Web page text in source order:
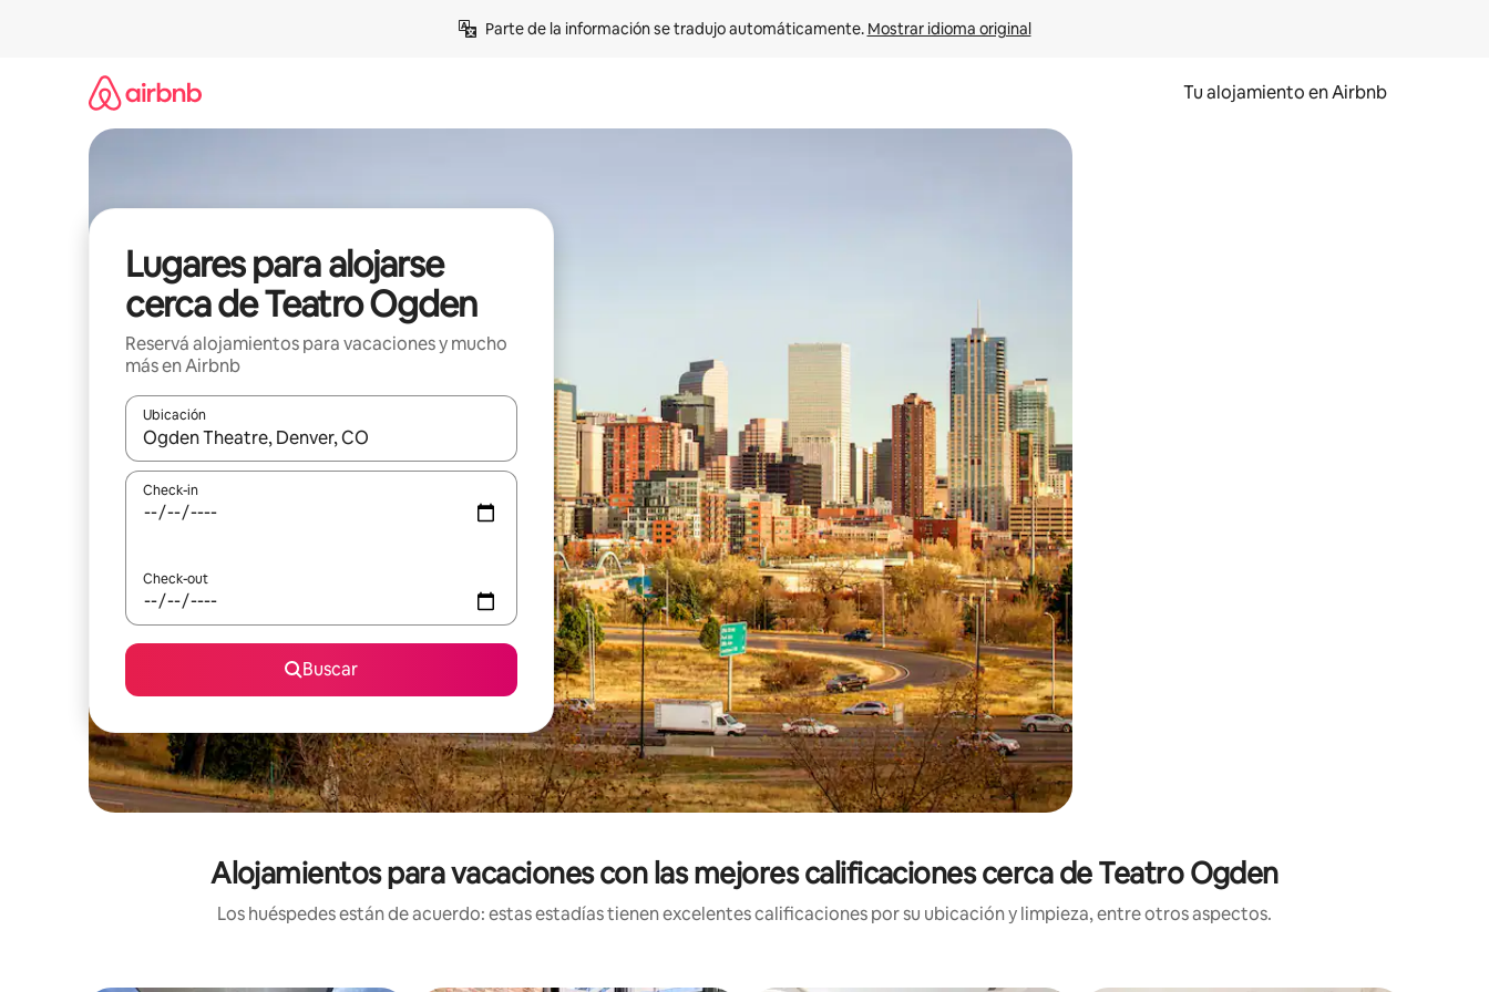
Parte de la información se tradujo automáticamente. Mostrar idioma original
Tu alojamiento en Airbnb
Lugares para alojarse
cerca de Teatro Ogden
Reservá alojamientos para vacaciones y mucho
más en Airbnb
Ubicación
Cuando los resultados estén disponibles, navegá con las teclas de flecha hacia arriba y hacia abajo o explorá deslizando el dedo.
Check-in
Check-out
Buscar
Alojamientos para vacaciones con las mejores calificaciones cerca de Teatro Ogden
Los huéspedes están de acuerdo: estas estadías tienen excelentes calificaciones por su ubicación y limpieza, entre otros aspectos.